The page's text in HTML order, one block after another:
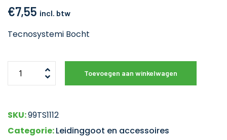
€7,55 incl. btw
Tecnosystemi Bocht
Toevoegen aan winkelwagen
SKU:99TS1112
Categorie:Leidinggoot en accessoires